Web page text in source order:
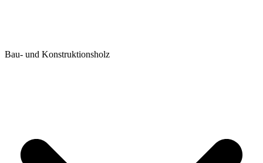
Bau- und Konstruktionsholz